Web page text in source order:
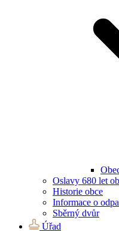
Oslavy 680 let
Historie obce
Informace o
Sběrný dvůr
Úřad